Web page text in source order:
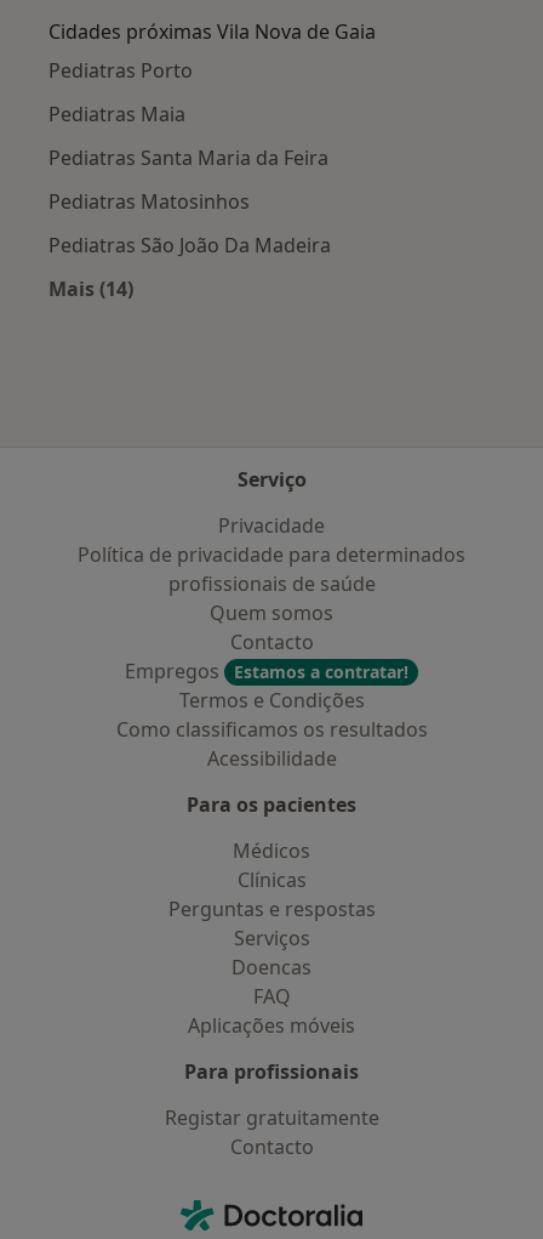
Cidades próximas Vila Nova de Gaia
Pediatras Porto
Pediatras Maia
Pediatras Santa Maria da Feira
Pediatras Matosinhos
Pediatras São João Da Madeira
Mais (14)
Serviço
Privacidade
Política de privacidade para determinados
profissionais de saúde
Quem somos
Contacto
Empregos
Estamos a contratar!
Termos e Condições
Como classificamos os resultados
Acessibilidade
Para os pacientes
Médicos
Clínicas
Perguntas e respostas
Serviços
Doencas
FAQ
Aplicações móveis
Para profissionais
Registar gratuitamente
Contacto
Doctoralia - Homepage